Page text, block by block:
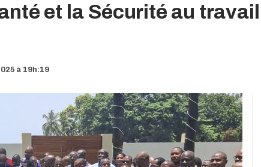
et la Sécurité au
à 19h:19